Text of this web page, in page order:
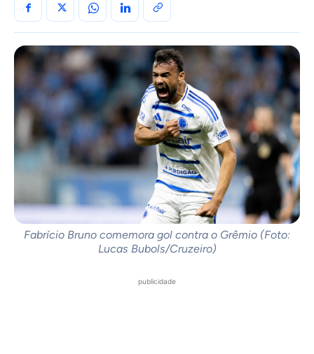
Fabrício Bruno comemora gol contra o Grêmio (Foto:
Lucas Bubols/Cruzeiro)
publicidade